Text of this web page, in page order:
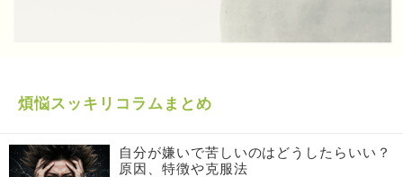
煩悩スッキリコラムまとめ
自分が嫌いで苦しいのはどうしたらいい？
原因、特徴や克服法